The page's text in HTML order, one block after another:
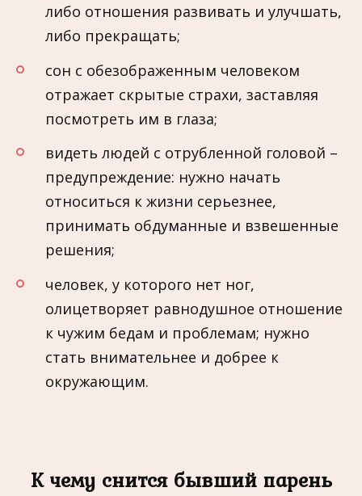
либо отношения развивать и улучшать,
либо прекращать;
сон с обезображенным человеком
отражает скрытые страхи, заставляя
посмотреть им в глаза;
видеть людей с отрубленной головой –
предупреждение: нужно начать
относиться к жизни серьезнее,
принимать обдуманные и взвешенные
решения;
человек, у которого нет ног,
олицетворяет равнодушное отношение
к чужим бедам и проблемам; нужно
стать внимательнее и добрее к
окружающим.
К чему снится бывший парень